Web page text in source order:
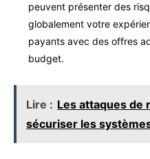
peuvent présenter des
globalement votre
payants avec des offres
budget.
Lire : Les attaques de
sécuriser les